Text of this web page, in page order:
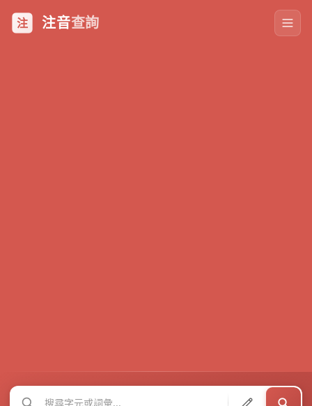
注 注音查詢